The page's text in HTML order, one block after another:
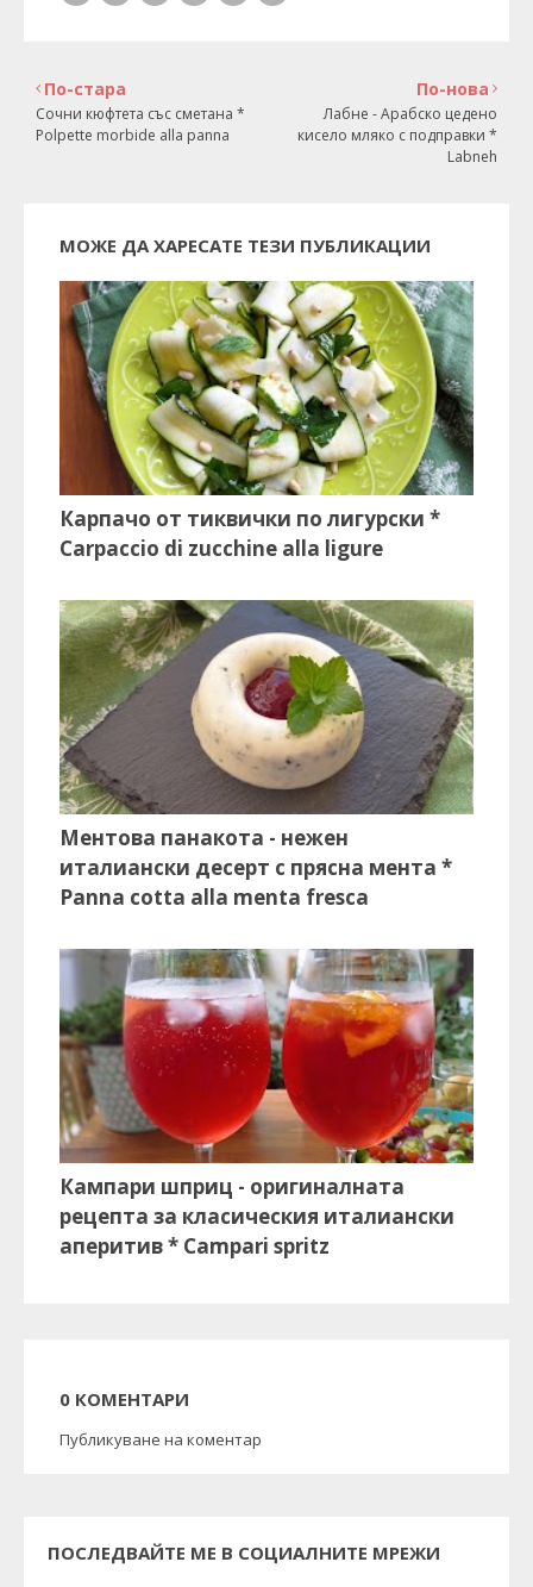
По-нова
Лабне - Арабско цедено
кисело мляко с подправки *
Labneh
По-стара
Сочни кюфтета със сметана *
Polpette morbide alla panna
МОЖЕ ДА ХАРЕСАТЕ ТЕЗИ ПУБЛИКАЦИИ
Карпачо от тиквички по лигурски *
Carpaccio di zucchine alla ligure
Ментова панакота - нежен
италиански десерт с прясна мента *
Panna cotta alla menta fresca
Кампари шприц - оригиналната
рецепта за класическия италиански
аперитив * Campari spritz
0 КОМЕНТАРИ
Публикуване на коментар
ПОСЛЕДВАЙТЕ МЕ В СОЦИАЛНИТЕ МРЕЖИ